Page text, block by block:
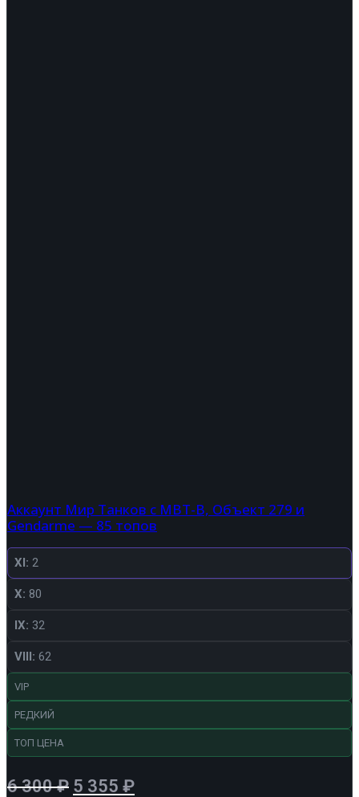
Аккаунт Мир Танков с MBT-B, Объект 279 и
Gendarme — 85 топов
XI: 2
X: 80
IX: 32
VIII: 62
VIP
РЕДКИЙ
ТОП ЦЕНА
6 300₽ Первоначальная
5 355 ₽Текущая